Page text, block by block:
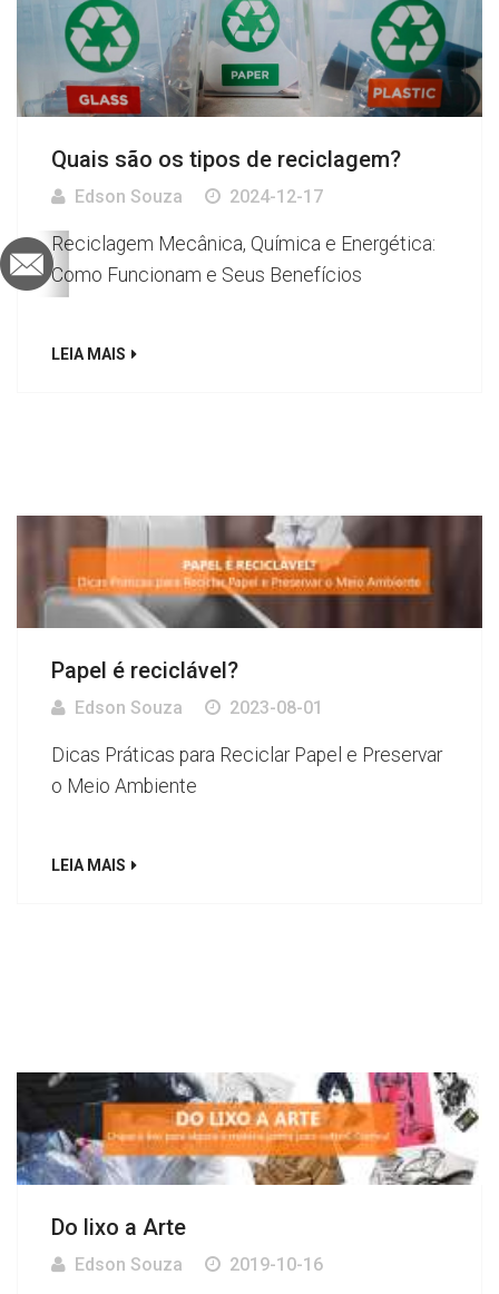
Quais são os tipos de reciclagem?
Edson Souza 2024-12-17
Reciclagem Mecânica, Química e Energética:
Como Funcionam e Seus Benefícios
LEIA MAIS
Papel é reciclável?
Edson Souza 2023-08-01
Dicas Práticas para Reciclar Papel e Preservar
o Meio Ambiente
LEIA MAIS
Do lixo a Arte
Edson Souza 2019-10-16